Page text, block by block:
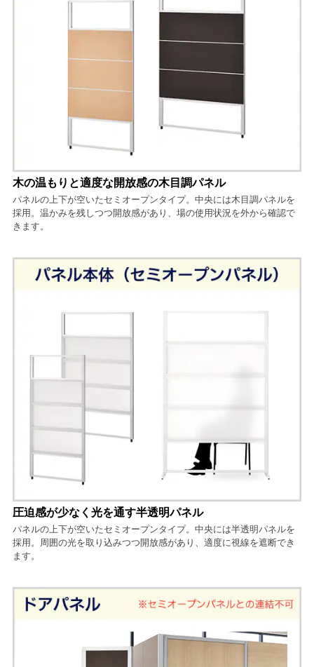
木の温もりと適度な開放感の木目調パネル
パネルの上下が空いたセミオープンタイプ。中央には木目調パネルを
採用。温かみを残しつつ開放感があり、場の使用状況を外から確認で
きます。
圧迫感が少なく光を通す半透明パネル
パネルの上下が空いたセミオープンタイプ。中央には半透明パネルを
採用。周囲の光を取り込みつつ開放感があり、適度に視線を遮断でき
ます。